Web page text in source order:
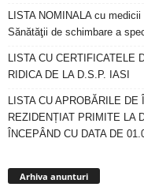
LISTA NOMINALA cu
Sănătăţii de schimbare a
LISTA CU CERTIFICATELE
RIDICA DE LA D.S.P. IASI
LISTA CU APROBĂRILE DE
REZIDENȚIAT PRIMITE LA
ÎNCEPÂND CU DATA DE
Arhiva anunturi